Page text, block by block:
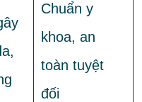
Chuẩn y
khoa, an
toàn tuyệt
đối